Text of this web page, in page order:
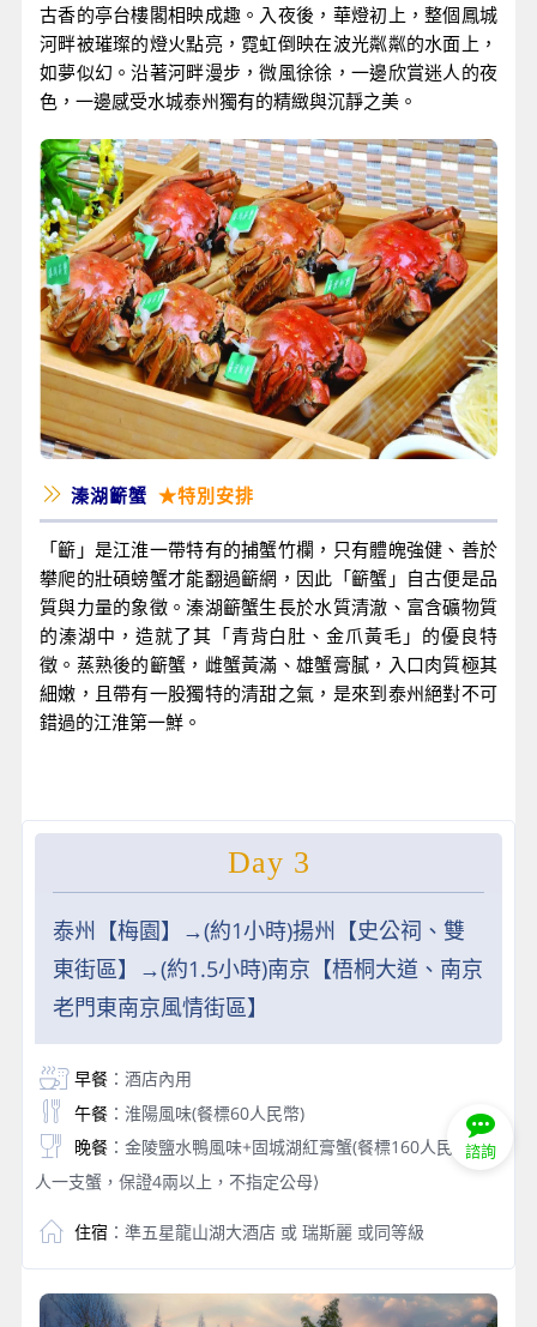
古香的亭台樓閣相映成趣。入夜後，華燈初上，整個鳳城
河畔被璀璨的燈火點亮，霓虹倒映在波光粼粼的水面上，
如夢似幻。沿著河畔漫步，微風徐徐，一邊欣賞迷人的夜
色，一邊感受水城泰州獨有的精緻與沉靜之美。
溱湖籪蟹 ★特別安排
「籪」是江淮一帶特有的捕蟹竹欄，只有體魄強健、善於
攀爬的壯碩螃蟹才能翻過籪網，因此「籪蟹」自古便是品
質與力量的象徵。溱湖籪蟹生長於水質清澈、富含礦物質
的溱湖中，造就了其「青背白肚、金爪黃毛」的優良特
徵。蒸熟後的籪蟹，雌蟹黃滿、雄蟹膏膩，入口肉質極其
細嫩，且帶有一股獨特的清甜之氣，是來到泰州絕對不可
錯過的江淮第一鮮。
Day 3
泰州【梅園】→(約1小時)揚州【史公祠、雙
東街區】→(約1.5小時)南京【梧桐大道、南京
老門東南京風情街區】
早餐：酒店內用
午餐：淮陽風味(餐標60人民幣)
晚餐：金陵鹽水鴨風味+固城湖紅膏蟹(餐標160人民幣) ⟨每
人一支蟹，保證4兩以上，不指定公母⟩
住宿 ：準五星龍山湖大酒店 或 瑞斯麗 或同等級
諮詢